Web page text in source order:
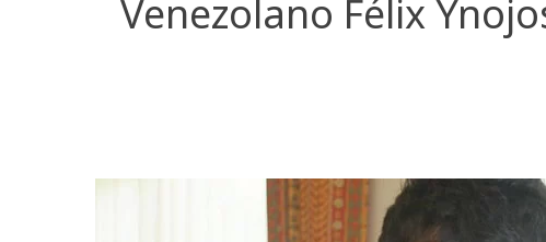
Venezolano Félix